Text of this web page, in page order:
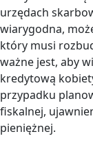
urzędach
wiarygodna,
który musi
ważne jest, aby
kredytową
przypadku
fiskalnej,
pieniężnej.